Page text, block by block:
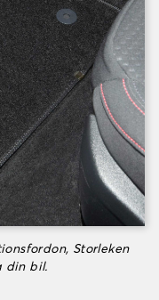
Storleken
din bil.